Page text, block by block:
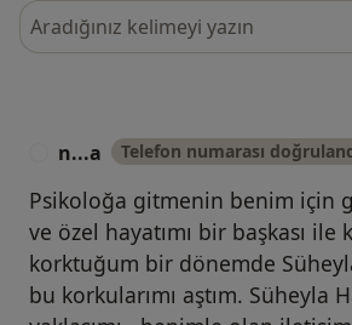
Görüşler içerisinde ara
n...a Telefon numarası
Psikoloğa gitmenin benim için
ve özel hayatımı bir başkası ile
korktuğum bir dönemde
bu korkularımı aştım. Süheyla